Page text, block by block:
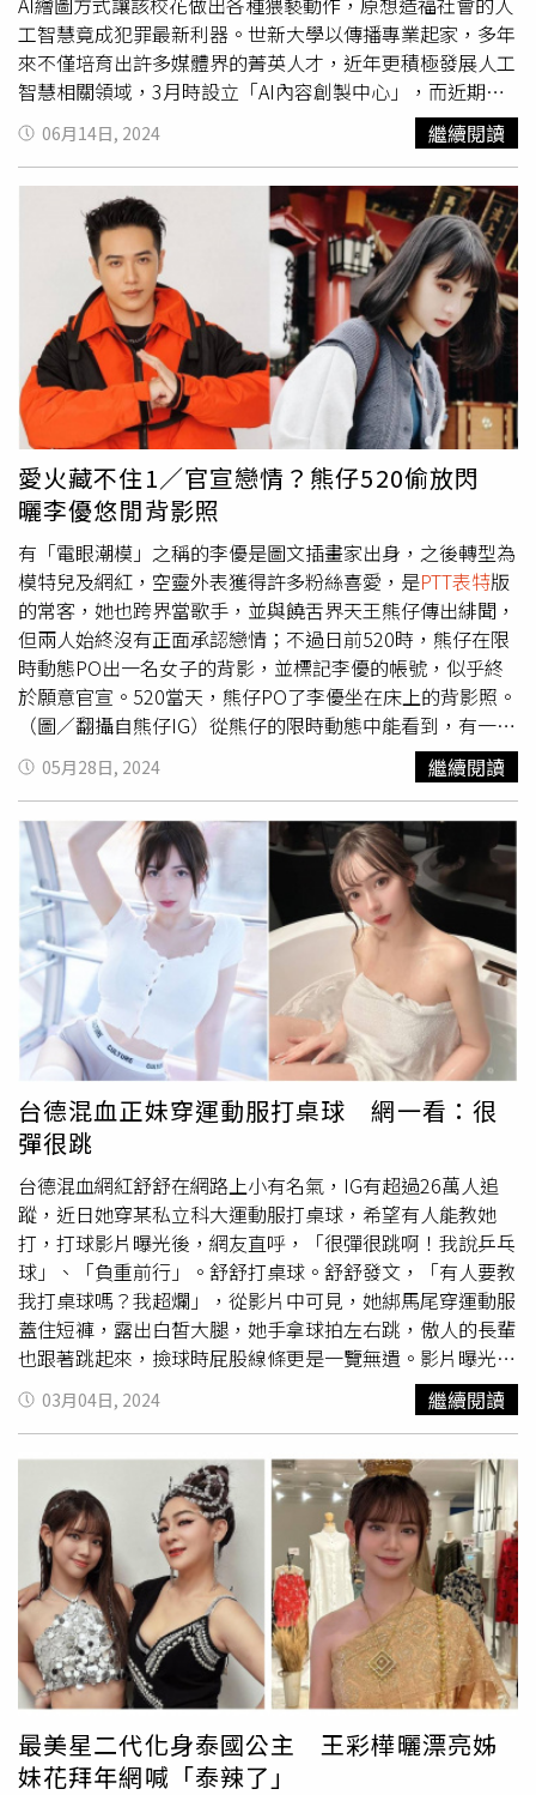
工智慧竟成犯罪最新利器。世新大學以傳播專業起家，多年
來不僅培育出許多媒體界的菁英人才，近年更積極發展人工
智慧相關領域，3月時設立「AI內容創製中心」，而近期卻
有個「聊色機器人」打著世新大學之名推出，當中包含大量
鹹濕內容，甚至有露點寫真和中學偷拍影片，更疑似有世新
校花遭冒臉。該聊色機器人疑似以世新某校花為範本，換臉
進行二度創作，當中還包括許多裸露畫面。（圖／翻攝畫
面）據了解，該聊天群以自稱是某傳播科系的女學生為主
角，更會散布各種大尺度和猥褻圖片以滿足觀眾幻想，這些
畫面能看出明顯是人工繪圖，卻疑似以該校校花為範本進行
二度創作。記者抽絲剝繭，發現該聊天群散播的猥褻圖片，
與曾登上PTT表特
版的校花高度相似，雙方同樣有著精緻五
官和細緻皮膚，一雙勾人電眼更像一個模子刻出來般，女大
生對外宣稱的年紀、系所和身高體重等個人資訊都與該校花
如出一轍，原想造福社會的人工智慧竟成犯罪最新利器。而
近年AI性犯罪層出不窮，網紅「小玉」朱玉宸在2020年間，
便利用AI換臉（DEEPFAKE）技術，合成時任高雄市議員的
立委黃捷、前立委高嘉瑜及藝人雞排妹等名人臉生成色情影
片，並兜售謀取暴利，近日遭判處5年徒刑定讞。網紅小玉
朱玉宸在2020年間利用AI換臉（DEEPFAKE）技術，合成多
位名人的臉生成色情影片，近日遭判刑5年定讞。（圖／報
系資料照）換臉受害者卻是越來越多，許多學生在網路上分
享自己的生活點滴，卻遭有心人士利用並「一鍵脫衣」，甚
至連新加坡總理李顯龍都遭利用，換臉成為推廣加密貨幣的
主角。警方提醒，換臉已違反刑法妨害名譽罪及妨害風化
罪，受害人也可依《民法》求償，立法院於2023年初通過
防治性暴力的部分條文，意圖散布、播送、交付、公然陳
列，或以他法供人觀覽，以電腦合成或其他科技方法製作關
於他人不實的性影像，足以生損害於他人者，處5年以下有
期徒刑、拘役或科或併處50萬元以下罰金；若是意圖營利，
處7年以下有期徒刑，得併處70萬元以下罰金，呼籲民眾勿
以身試法，受害人也能尋求法律途徑以保護自身權益。世新
大學回應，校方是遭冒名使用，該機器人並非課程作業或作
品，而目前校方已經尋求法律途徑並報警，是否含犯罪內容
則待警方調查釐清。
06月14日, 2024 繼續閱讀
愛火藏不住1／官宣戀情？熊仔520偷放閃
曬李優悠閒背影照
有「電眼潮模」之稱的李優是圖文插畫家出身，之後轉型為
模特兒及網紅，空靈外表獲得許多粉絲喜愛，是PTT表特版
的常客，她也跨界當歌手，並與饒舌界天王熊仔傳出緋聞，
但兩人始終沒有正面承認戀情；不過日前520時，熊仔在限
時動態PO出一名女子的背影，並標記李優的帳號，似乎終
於願意官宣。520當天，熊仔PO了李優坐在床上的背影照。
（圖／翻攝自熊仔IG）從熊仔的限時動態中能看到，有一名
女子身穿粉色上衣，頭上包著浴帽，悠閒地坐在床上看著電
視中的遊戲，模樣非常居家，雖然光看背影不知道是誰，但
熊仔特地標了女生的帳號，原來就是他的萬年緋聞女友李
優，而李優沒有貼出熊仔的照片，則是PO出一張遊戲《爐
石戰記》的截圖，同樣標了熊仔的帳號，就像是藉著遊戲在
隔空曬恩愛。雖然沒有貼出照片，但李優也標記熊仔的帳
號。（圖／翻攝自李優IG）至於熊仔在限動中表示「隔海觀
戰」，從李優的IG能看到那段時間她正在日本，疑似是兩人
一同在日本旅遊。說起兩人的緣分，李優早在2016年就拍
攝過熊仔的〈好友已滿〉MV，之後熊仔還為她操刀單曲，
進而爆出緋聞，不過兩人一直以好朋友相稱，後來也傳過已
經分手的消息，但事隔多年，他們依舊陪伴在彼此身邊，可
說是相當浪漫。去年本刊曾直擊熊仔及李優的互動，對話眼
神或肢體接觸都非常熟悉自然。（圖／本刊攝影組）其實去
年時報周刊CTWANT就直擊熊仔跟李優一同出席友人的品牌
活動派對，只見在跟友人聊天時，熊仔將手上一包裝著看似
糕餅類的塑膠袋交給李優，而李優也順勢將手搭在熊仔的肩
上，互動相當親密，兩人遇到粉絲也親切合照，之後便一起
離開活動現場，不過當時雙方都未對此事做出回應。即使傳
出緋聞，李優仍不避嫌拍攝熊仔的Mv。（圖／翻攝自李優
IG）熊仔與李優的互動不止於此，2022年時熊仔推出歌曲
〈哥〉，找來李優合作MV，演出熊仔身邊的女人，大秀好
身材，當時被問到與緋聞女友拍MV會不會尷尬？熊仔的唱
片公司回應：「熊仔那一天找了很多好朋友一起來幫忙拍
攝，大家都來挺熊仔，不會尷尬的，那天大家都拍得很投
入、很開心。」熊仔曾提到不擔心感情狀態影響事業。（圖
／翻攝自熊仔IG）雖然熊仔一直以來對於感情都十分低調，
但他在推出〈禁愛令〉這首歌時，曾提到自己對感情的看
法，他表示「禁愛令」很可悲，並說不擔心自己的感情狀態
影響演藝事業，「如果他們喜歡的是我的音樂、我的創作，
或是我想要傳達的態度和精神，那就不會介意我的感情狀
態。」關於熊仔與李優目前的關係，熊仔透過唱片公司索尼
音樂回應：「謝謝大家的關心，之後會用更多作品跟大家分
享自己的人生，現在有許多議題值得大家更多的關注。」李
優的經紀人則表示：「謝謝大家的關心，熊仔是李優在創作
路上很重要的人，希望他們彼此都能在作品中繼續努力。」
05月28日, 2024 繼續閱讀
台德混血正妹穿運動服打桌球 網一看：很
彈很跳
台德混血網紅舒舒在網路上小有名氣，IG有超過26萬人追
蹤，近日她穿某私立科大運動服打桌球，希望有人能教她
打，打球影片曝光後，網友直呼，「很彈很跳啊！我說乒乓
球」、「負重前行」。舒舒打桌球。舒舒發文，「有人要教
我打桌球嗎？我超爛」，從影片中可見，她綁馬尾穿運動服
蓋住短褲，露出白皙大腿，她手拿球拍左右跳，傲人的長輩
也跟著跳起來，撿球時屁股線條更是一覽無遺。影片曝光
後，網友紛紛留言「不行，我不能教你打桌球」、「不要再
晃了，我前面那一組已經打到200了還不下來」、「負重前
行」、「我看不清楚胸前的字」、「看到不只一個球」、
「有一種很可愛的感覺而且都打得到，之後一定會更強」、
「很彈很跳啊！我說乒乓球」。也有人說「打乒乓，需要跳
來跳去嗎？」不少人回他，「認真打誰要看」、「你說長輩
的部分嗎」、「我勸你少管閒事」、「身材好的需要跳來跳
去的，身材不好的，誰管她」。據了解，目前還是科大生的
舒舒，在高中時就把跳舞影片放網路上，而她上過不少節
目，如YT節目《威廉沈歡樂送》，舒舒也是節目《同學來
了》的班底，曾出現在PTT表特版，台德混血的她有亮麗外
表，更有網友稱，她是台版明日香。舒舒是台日混血。（圖
／翻攝舒舒臉書）
03月04日, 2024 繼續閱讀
最美星二代化身泰國公主 王彩樺曬漂亮姊
妹花拜年網喊「泰辣了」